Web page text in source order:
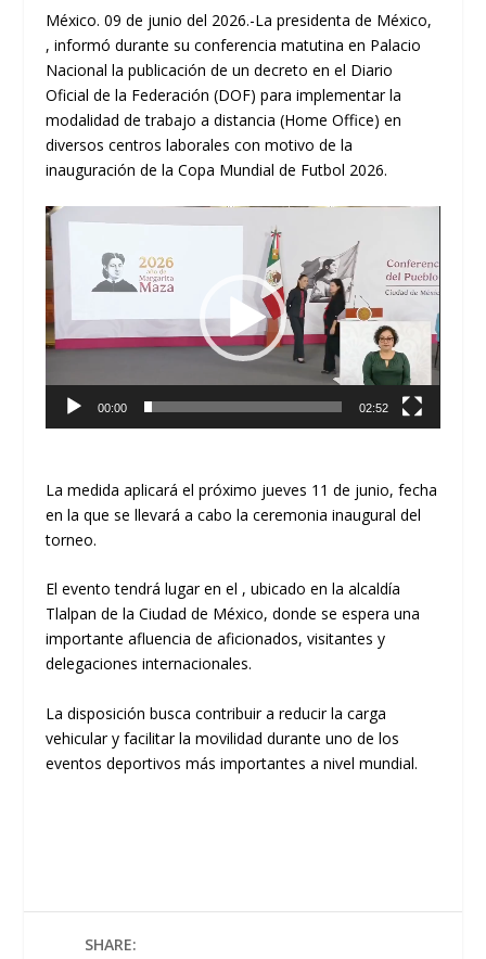
México. 09 de junio del 2026.-La presidenta de México,
, informó durante su conferencia matutina en Palacio
Nacional la publicación de un decreto en el Diario
Oficial de la Federación (DOF) para implementar la
modalidad de trabajo a distancia (Home Office) en
diversos centros laborales con motivo de la
inauguración de la Copa Mundial de Futbol 2026.
Reproductor
de
vídeo
00:00 02:52
La medida aplicará el próximo jueves 11 de junio, fecha
en la que se llevará a cabo la ceremonia inaugural del
torneo.
El evento tendrá lugar en el , ubicado en la alcaldía
Tlalpan de la Ciudad de México, donde se espera una
importante afluencia de aficionados, visitantes y
delegaciones internacionales.
La disposición busca contribuir a reducir la carga
vehicular y facilitar la movilidad durante uno de los
eventos deportivos más importantes a nivel mundial.
SHARE: